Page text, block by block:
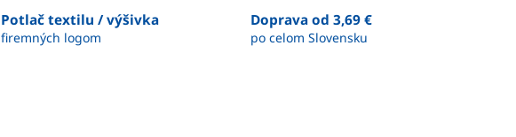
Potlač textilu / výšivka
firemných logom
Doprava od 3,69 €
po celom Slovensku